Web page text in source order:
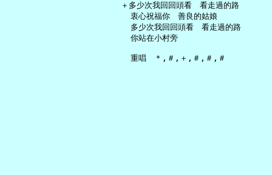
   ＋多少次我回回頭看　看走過的路
     衷心祝福你　善良的姑娘
     多少次我回回頭看　看走過的路
     你站在小村旁